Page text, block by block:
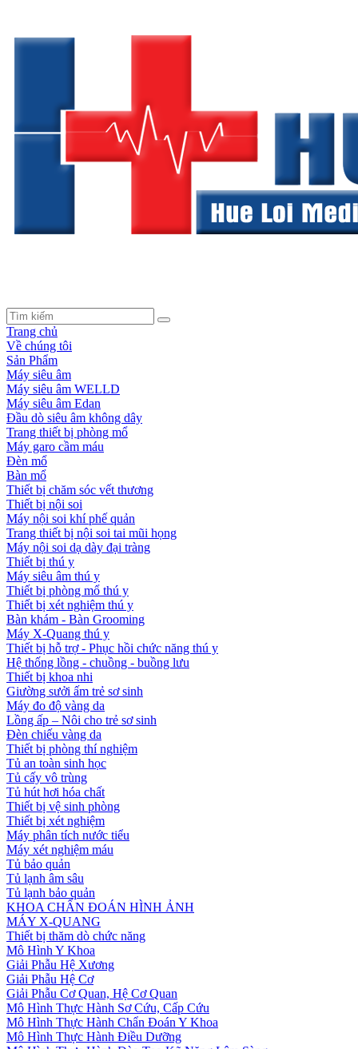
Trang chủ
Về chúng tôi
Sản Phẩm
Máy siêu âm
Máy siêu âm WELLD
Máy siêu âm Edan
Đầu dò siêu âm không dây
Trang thiết bị phòng mổ
Máy garo cầm máu
Đèn mổ
Bàn mổ
Thiết bị chăm sóc vết thương
Thiết bị nội soi
Máy nội soi khí phế quản
Trang thiết bị nội soi tai mũi họng
Máy nội soi dạ dày đại tràng
Thiết bị thú y
Máy siêu âm thú y
Thiết bị phòng mổ thú y
Thiết bị xét nghiệm thú y
Bàn khám - Bàn Grooming
Máy X-Quang thú y
Thiết bị hỗ trợ - Phục hồi chức năng thú y
Hệ thống lồng - chuồng - buồng lưu
Thiết bị khoa nhi
Giường sưởi ấm trẻ sơ sinh
Máy đo độ vàng da
Lồng ấp – Nôi cho trẻ sơ sinh
Đèn chiếu vàng da
Thiết bị phòng thí nghiệm
Tủ an toàn sinh học
Tủ cấy vô trùng
Tủ hút hơi hóa chất
Thiết bị vệ sinh phòng
Thiết bị xét nghiệm
Máy phân tích nước tiểu
Máy xét nghiệm máu
Tủ bảo quản
Tủ lạnh âm sâu
Tủ lạnh bảo quản
KHOA CHẨN ĐOÁN HÌNH ẢNH
MÁY X-QUANG
Thiết bị thăm dò chức năng
Mô Hình Y Khoa
Giải Phẫu Hệ Xương
Giải Phẫu Hệ Cơ
Giải Phẫu Cơ Quan, Hệ Cơ Quan
Mô Hình Thực Hành Sơ Cứu, Cấp Cứu
Mô Hình Thực Hành Chẩn Đoán Y Khoa
Mô Hình Thực Hành Điều Dưỡng